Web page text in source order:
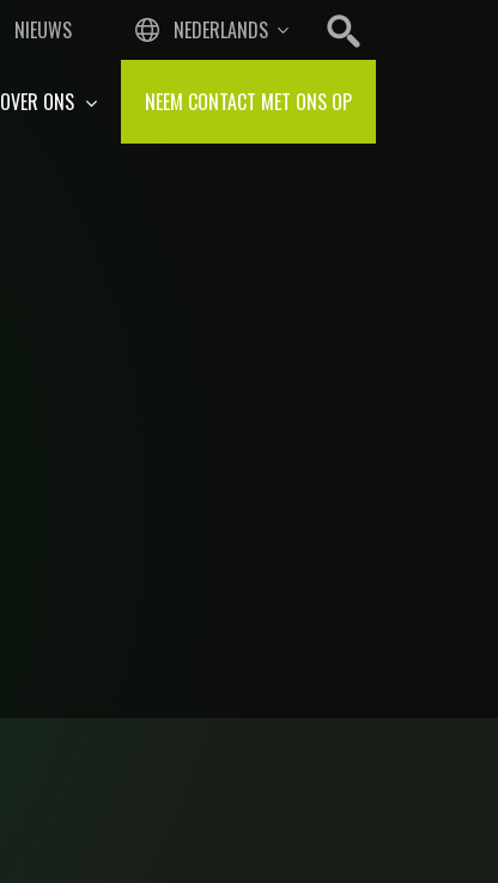
NIEUWS NEDERLANDS
OVER ONS NEEM CONTACT MET ONS OP